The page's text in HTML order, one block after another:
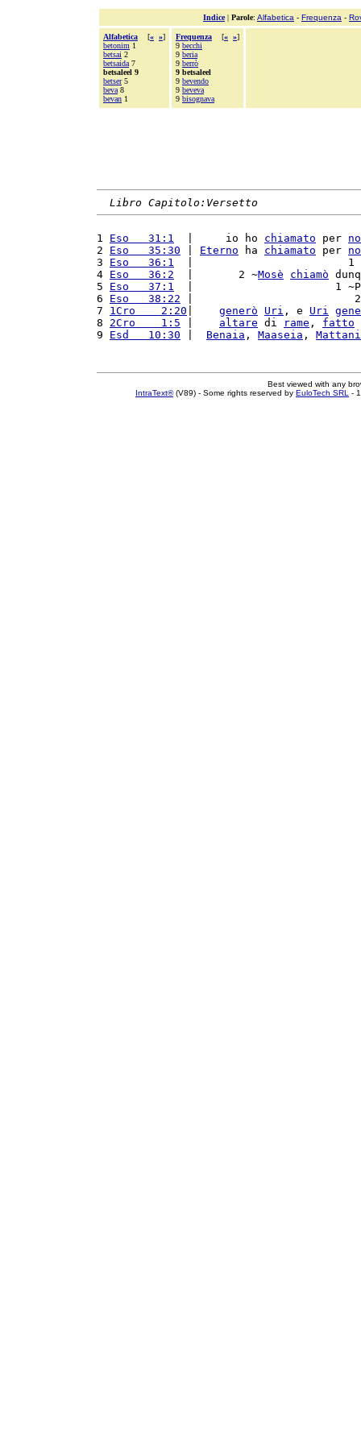
Indice| Parole: Alfabetica - Frequenza -
Alfabetica [« »]
betonim 1
betsai 2
betsaida 7
betsaleel 9
betser5
beva 8
bevan 1
Frequenza [« »]
9 becchi
9 beria
9 berrò
9 betsaleel
9 bevendo
9 beveva
9 bisognava
Libro Capitolo:Versetto
1 Eso   31:1
  |     io ho
chiamato per
2 Eso   35:30 Eterno ha chiamato per
3 Eso   36:1
|
4 Eso   36:2
  |       2 ~
Mosè chiamò
5 Eso   37:1
|                      1
6 Eso   38:22 |
7 1Cro    2:20 generò Uri , e Uri
8 2Cro    1:5 altare di rame , fatto
9 Esd   10:30 Benaia , Maaseia ,
Best viewed with any
IntraText®(V89) - Some rights reserved by EuloTech SRL -